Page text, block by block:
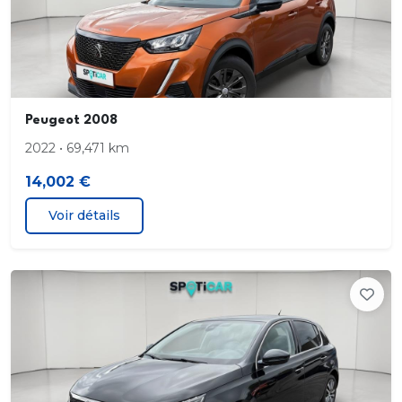
Enregistreur d accident
ESP
Essuie-glaces
Feux à LED feux stop. feux de croisement. feux de
Airbags rideaux latéraux AV & AR
Alerte de sous-gonflage des pneus
Appel d urgence
Peugeot 2008
2022 • 69,471 km
14,002 €
Voir détails